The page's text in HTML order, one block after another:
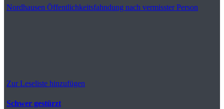
Nordhausen Öffentlichkeitsfahndung nach vermisster Person
Zur Leseliste hinzufügen
Schwer gestürzt